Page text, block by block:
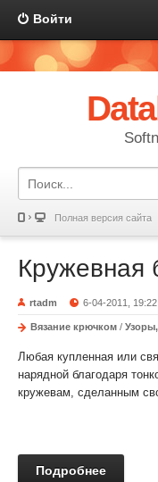
Войти
Полная версия сайта
Кружевная
rtadm 6-04-2011, 19:22
Вязание крючком /
Любая купленная или
нарядной благодаря
кружевам, сделанным
Подробнее